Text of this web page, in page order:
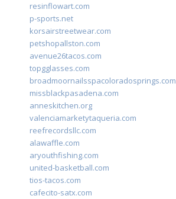
resinflowart.com
p-sports.net
korsairstreetwear.com
petshopallston.com
avenue26tacos.com
topgglasses.com
broadmoornailsspacoloradosprings.com
missblackpasadena.com
anneskitchen.org
valenciamarketytaqueria.com
reefrecordsllc.com
alawaffle.com
aryouthfishing.com
united-basketball.com
tios-tacos.com
cafecito-satx.com